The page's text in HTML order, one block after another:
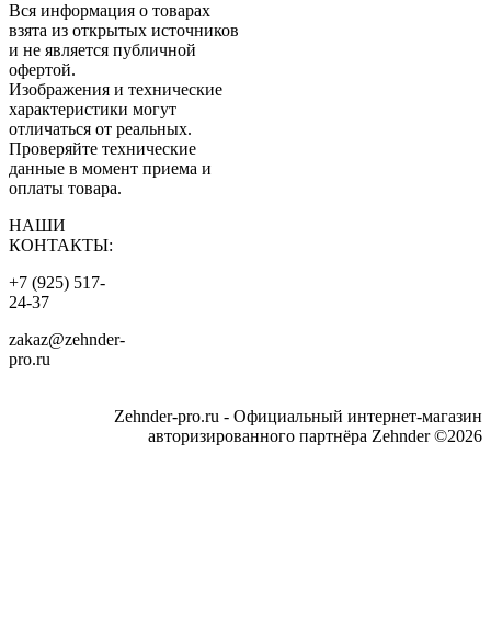
Вся информация о товарах
взята из открытых источников
и не является публичной
офертой.
Изображения и технические
характеристики могут
отличаться от реальных.
Проверяйте технические
данные в момент приема и
оплаты товара.
НАШИ
КОНТАКТЫ:
+7 (925) 517-
24-37
zakaz@zehnder-
pro.ru
Zehnder-pro.ru - Официальный интернет-магазин
авторизированного партнёра Zehnder ©2026